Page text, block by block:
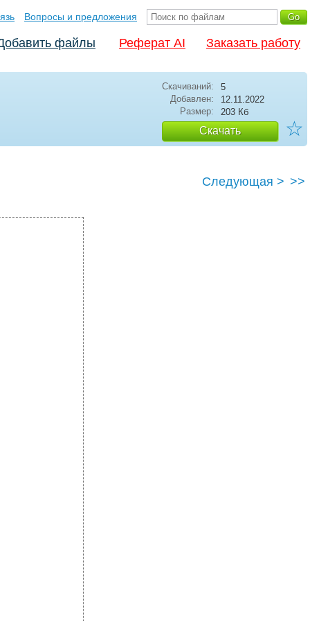
Вопросы и предложения
файлы Реферат AI Заказать работу
Скачиваний:
5
Добавлен:
12.11.2022
Размер:
203 Кб
Скачать ☆
Следующая > >>